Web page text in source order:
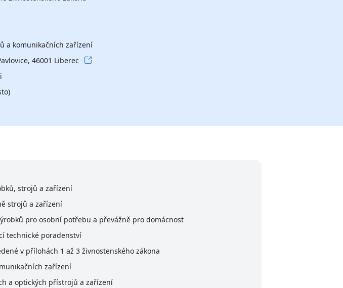
a komunikačních zařízení
46001 Liberec
strojů a zařízení
strojů a zařízení
pro osobní potřebu a převážně pro domácnost
technické poradenství
v přílohách 1 až 3 živnostenského zákona
zařízení
a optických přístrojů a zařízení